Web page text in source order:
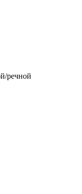
речной